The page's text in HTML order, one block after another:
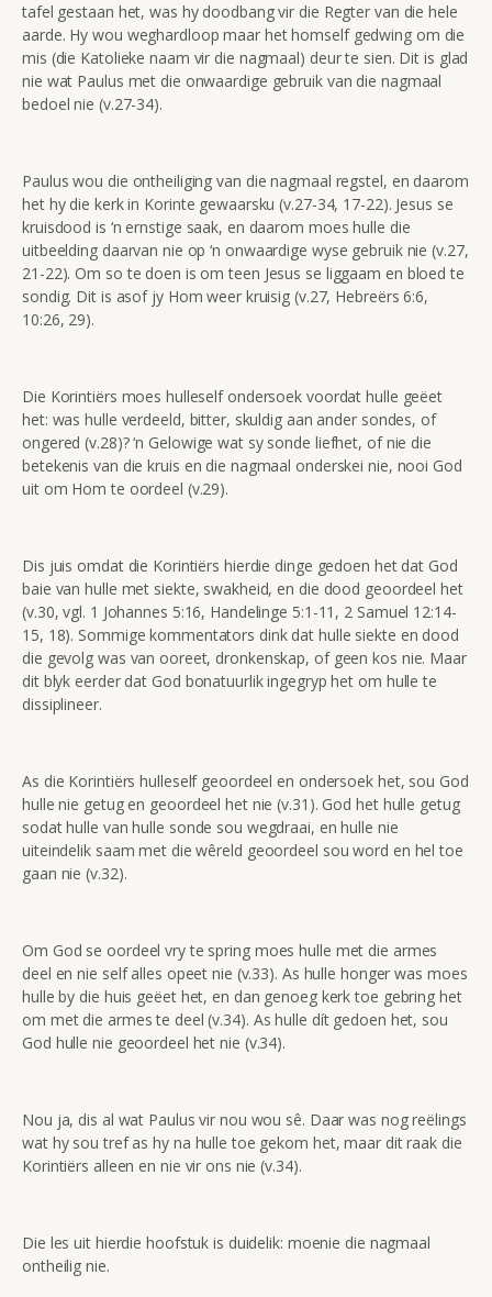
tafel gestaan het, was hy doodbang vir die Regter van die hele
aarde. Hy wou weghardloop maar het homself gedwing om die
mis (die Katolieke naam vir die nagmaal) deur te sien. Dit is glad
nie wat Paulus met die onwaardige gebruik van die nagmaal
bedoel nie (v.27-34).
Paulus wou die ontheiliging van die nagmaal regstel, en daarom
het hy die kerk in Korinte gewaarsku (v.27-34, 17-22). Jesus se
kruisdood is ‘n ernstige saak, en daarom moes hulle die
uitbeelding daarvan nie op ‘n onwaardige wyse gebruik nie (v.27,
21-22). Om so te doen is om teen Jesus se liggaam en bloed te
sondig. Dit is asof jy Hom weer kruisig (v.27, Hebreërs 6:6,
10:26, 29).
Die Korintiërs moes hulleself ondersoek voordat hulle geëet
het: was hulle verdeeld, bitter, skuldig aan ander sondes, of
ongered (v.28)? ‘n Gelowige wat sy sonde liefhet, of nie die
betekenis van die kruis en die nagmaal onderskei nie, nooi God
uit om Hom te oordeel (v.29).
Dis juis omdat die Korintiërs hierdie dinge gedoen het dat God
baie van hulle met siekte, swakheid, en die dood geoordeel het
(v.30, vgl. 1 Johannes 5:16, Handelinge 5:1-11, 2 Samuel 12:14-
15, 18). Sommige kommentators dink dat hulle siekte en dood
die gevolg was van ooreet, dronkenskap, of geen kos nie. Maar
dit blyk eerder dat God bonatuurlik ingegryp het om hulle te
dissiplineer.
As die Korintiërs hulleself geoordeel en ondersoek het, sou God
hulle nie getug en geoordeel het nie (v.31). God het hulle getug
sodat hulle van hulle sonde sou wegdraai, en hulle nie
uiteindelik saam met die wêreld geoordeel sou word en hel toe
gaan nie (v.32).
Om God se oordeel vry te spring moes hulle met die armes
deel en nie self alles opeet nie (v.33). As hulle honger was moes
hulle by die huis geëet het, en dan genoeg kerk toe gebring het
om met die armes te deel (v.34). As hulle dít gedoen het, sou
God hulle nie geoordeel het nie (v.34).
Nou ja, dis al wat Paulus vir nou wou sê. Daar was nog reëlings
wat hy sou tref as hy na hulle toe gekom het, maar dit raak die
Korintiërs alleen en nie vir ons nie (v.34).
Die les uit hierdie hoofstuk is duidelik: moenie die nagmaal
ontheilig nie.